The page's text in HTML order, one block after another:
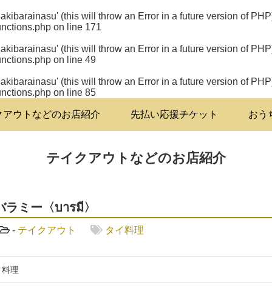
(this will throw an Error in a future version of
on line 171
(this will throw an Error in a future version of
on line 49
(this will throw an Error in a future version of
on line 85
アウトなどのお店紹介 先払い応援チケット おう
テイクアウトなどのお店紹介
ミー〈บารมี〉
- テイクアウト タイ料理
料理